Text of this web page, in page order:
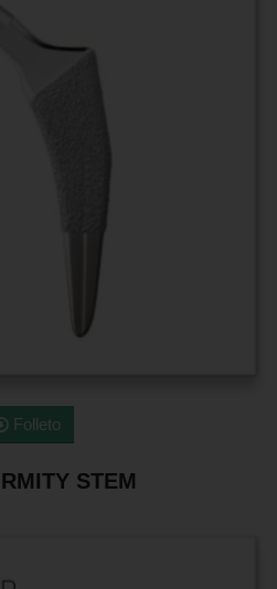
Folleto
STEM